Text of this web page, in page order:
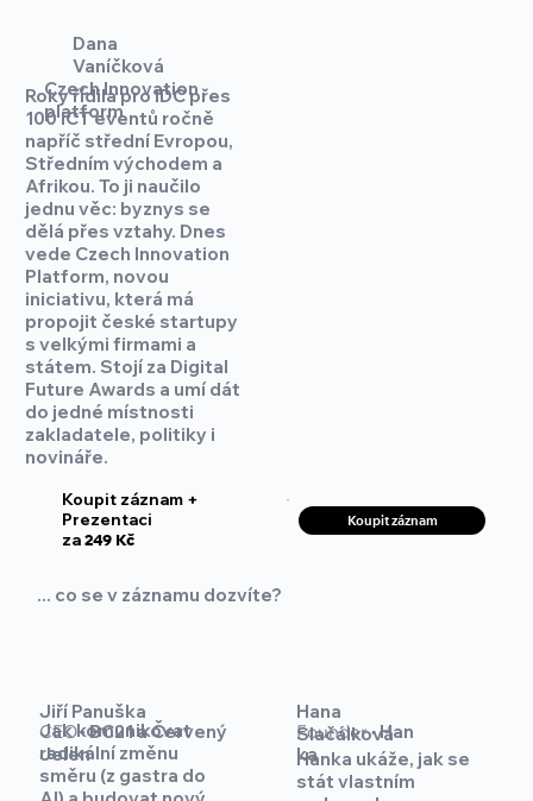
Koupit záznam +
Prezentaci
za249 Kč
Koupit záznam
Dana
Vaníčková
Czech Innovation
platform
Roky řídila pro IDC přes
100 ICT eventů ročně
napříč střední Evropou,
Středním východem a
Afrikou. To ji naučilo
jednu věc: byznys se
dělá přes vztahy. Dnes
vede Czech Innovation
Platform, novou
iniciativu, která má
propojit české startupy
s velkými firmami a
státem. Stojí za Digital
Future Awards a umí dát
do jedné místnosti
zakladatele, politiky i
novináře.
... co se v záznamu dozvíte?
Jiří Panuška
CEO·BC21 a Červený
Jelen
Jak komunikovat
radikální změnu
směru (z gastra do
Hana
Slačálková
Founder·Han
ka
Hanka ukáže, jak se
stát vlastním